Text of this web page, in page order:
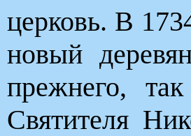
церковь. В
новый
прежнего,
Святителя